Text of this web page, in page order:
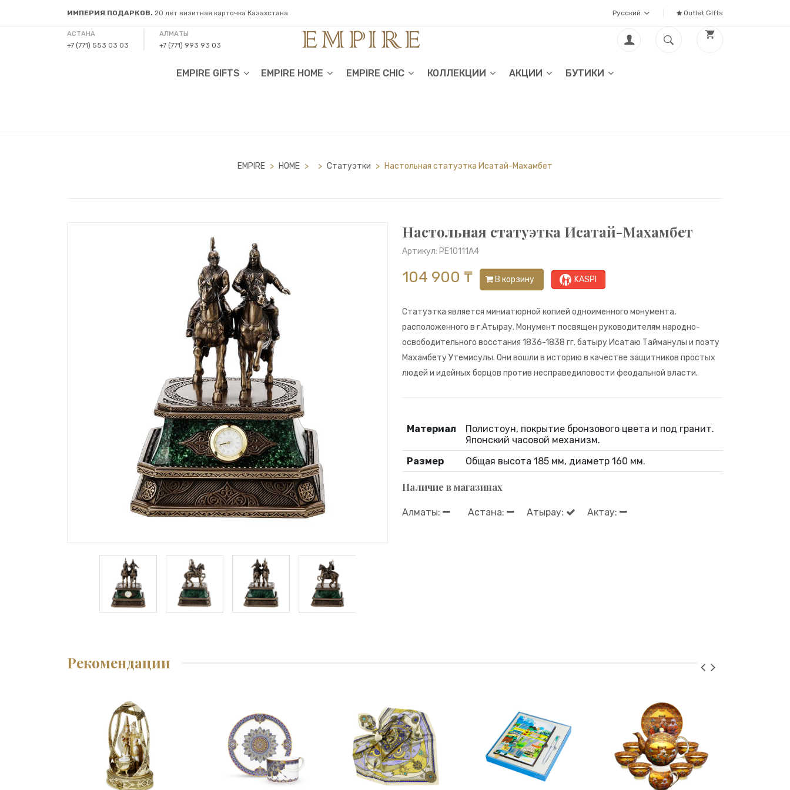
ИМПЕРИЯ ПОДАРКОВ. 20 лет визитная карточка Казахстана Русский Outlet GIfts
АСТАНА
+7 (771) 553 03 03
АЛМАТЫ
+7 (771) 993 93 03
EMPIRE GIFTS EMPIRE HOME EMPIRE CHIC КОЛЛЕКЦИИ АКЦИИ БУТИКИ
EMPIRE > HOME > > Статуэтки > Настольная статуэтка Исатай-Махамбет
Настольная статуэтка Исатай-Махамбет
Артикул: PE10111A4
104 900 ₸ В корзину KASPI
Статуэтка является миниатюрной копией одноименного монумента,
расположенного в г.Атырау. Монумент посвящен руководителям народно-
освободительного восстания 1836-1838 гг. батыру Исатаю Тайманулы и поэту
Махамбету Утемисулы. Они вошли в историю в качестве защитников простых
людей и идейных борцов против несправедиловости феодальной власти.
Материал
Полистоун, покрытие бронзового цвета и под гранит.
Японский часовой механизм.
Размер
Общая высота 185 мм, диаметр 160 мм.
Наличие в магазинах
Алматы: Астана: Атырау: Актау:
Рекомендации